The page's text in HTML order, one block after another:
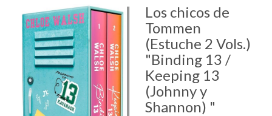
Los chicos de
Tommen
(Estuche 2 Vols.)
"Binding 13 /
Keeping 13
(Johnny y
Shannon) "